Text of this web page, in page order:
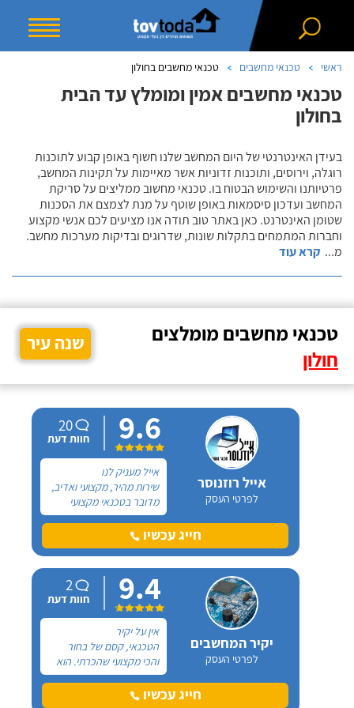
ראשי טכנאי מחשבים טכנאי מחשבים בחולון
טכנאי מחשבים אמין ומומלץ עד הבית
בחולון
בעידן האינטרנטי של היום המחשב שלנו חשוף באופן קבוע לתוכנות
רוגלה, וירוסים, ותוכנות זדוניות אשר מאיימות על תקינות המחשב,
פרטיותנו והשימוש הבטוח בו. טכנאי מחשוב ממליצים על סריקת
המחשב ועדכון סיסמאות באופן שוטף על מנת לצמצם את הסכנות
שטומן האינטרנט. כאן באתר טוב תודה אנו מציעים לכם אנשי מקצוע
וחברות המתמחים בתקלות שונות, שדרוגים ובדיקות מערכות מחשב.
מ... קרא עוד
טכנאי מחשבים מומלצים
חולון
שנה עיר
אייל רוזנוסר
לפרטי העסק
9.6
20
חוות דעת
אייל מעניק לנו
שירות מהיר, מקצועי ואדיב,
מדובר בטכנאי מקצועי
מאוד שמכיר את עולם
המחשבים בצורה יוצאת מן
הכלל, אין תקלה או בעיה
ממליץ עליו מכל הלב.
חייג עכשיו
יקיר המחשבים
לפרטי העסק
9.4
2
חוות דעת
אין על יקיר
הטכנאי, קסם של בחור
והכי מקצועי שהכרתי. הוא
ביצע עבורי תיקון מחשב
נייח, הגיע לביתי בשעהחייג עכשיו